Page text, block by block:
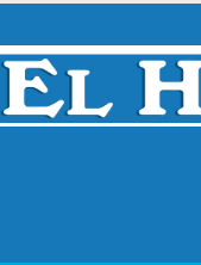
Skip
content